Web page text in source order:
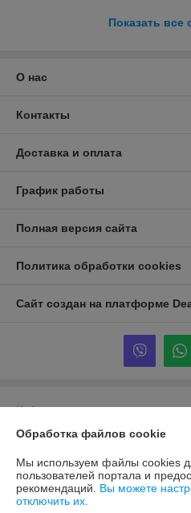
Показать все
О нас
Контакты
Доставка и оплата
График работы
Полная версия сайта
Политика обработки cookies
Сайт создан на платформе
Информация для покупателя
Юридическое лицо:Общество с
220028, г. Минск, ул. Маяковского,
Регистрационный номер ЕГР:
Обработка файлов cookie
Мы используем файлы cookies
пользователей портала и
рекомендаций. Вы можете
отключить их.